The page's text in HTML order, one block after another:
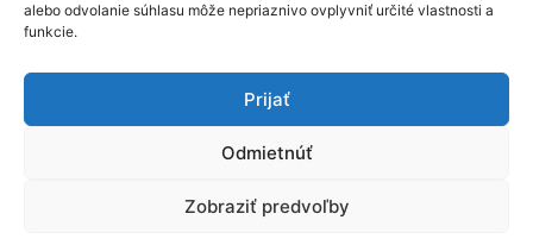
alebo odvolanie súhlasu môže nepriaznivo ovplyvniť určité vlastnosti a
funkcie.
Prijať
Odmietnúť
Zobraziť predvoľby
Ochrana osobných údajov
stránku vytvoril a spravujeNetbis s.r.o.